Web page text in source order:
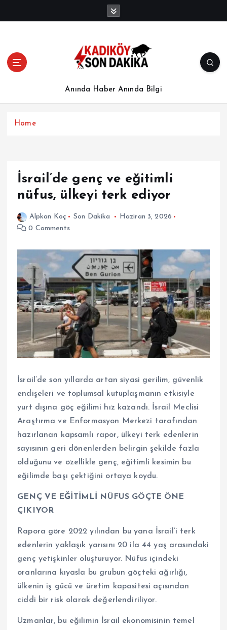
Anında Haber Anında Bilgi
Home
İsrail’de genç ve eğitimli
nüfus, ülkeyi terk ediyor
Alpkan Koç Son Dakika
Haziran 3, 2026
0 Comments
İsrail’de son yıllarda artan siyasi gerilim, güvenlik
endişeleri ve toplumsal kutuplaşmanın etkisiyle
yurt dışına göç eğilimi hız kazandı. İsrail Meclisi
Araştırma ve Enformasyon Merkezi tarafından
hazırlanan kapsamlı rapor, ülkeyi terk edenlerin
sayısının geri dönenlerden belirgin şekilde fazla
olduğunu ve özellikle genç, eğitimli kesimin bu
eğilimde başı çektiğini ortaya koydu.
GENÇ VE EĞİTİMLİ NÜFUS GÖÇTE ÖNE
ÇIKIYOR
Rapora göre 2022 yılından bu yana İsrail’i terk
edenlerin yaklaşık yarısını 20 ila 44 yaş arasındaki
genç yetişkinler oluşturuyor. Nüfus içindeki
oranlarına kıyasla bu grubun göçteki ağırlığı,
ülkenin iş gücü ve üretim kapasitesi açısından
ciddi bir risk olarak değerlendiriliyor.
Uzmanlar, bu eğilimin İsrail ekonomisinin temel